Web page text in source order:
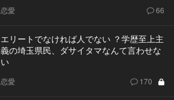
恋愛 66
エリートでなければ人でない ？学歴至上主
義の埼玉県民、ダサイタマなんて言わせな
い
恋愛 170